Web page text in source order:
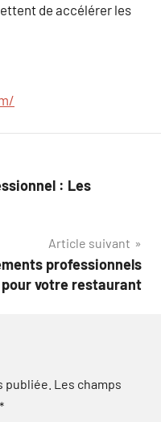
de accélérer les
: Les
Article suivant
professionnels
pour votre restaurant
publiée. Les champs
*